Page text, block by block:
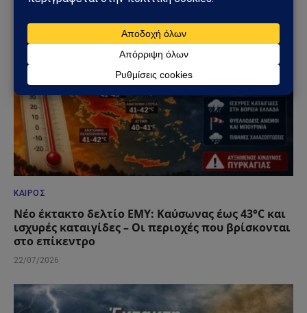
ΚΑΙΡΌΣ
Νέο έκτακτο δελτίο ΕΜΥ: Καύσωνας έως 43°C και
ισχυρές καταιγίδες – Οι περιοχές που βρίσκονται
στο επίκεντρο
22/07/2026